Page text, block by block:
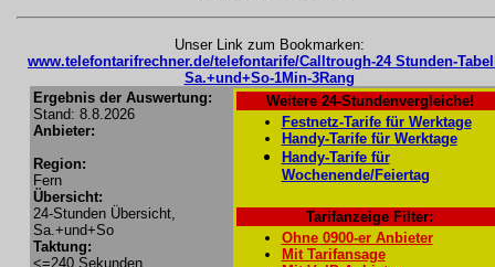
Unser Link zum Bookmarken:
www.telefontarifrechner.de/telefontarife/Calltrough-24 Stunden-
Sa.+und+So-1Min-3Rang
Ergebnis der Auswertung:
Stand: 8.8.2026
Anbieter:
Region:
Fern
Übersicht:
24-Stunden Übersicht,
Sa.+und+So
Taktung:
<=240 Sekunden
Weitere 24-Stundenvergleiche!
Festnetz-Tarife für Werktage
Handy-Tarife für Werktage
Handy-Tarife für
Wochenende/Feiertag
Tarifanzeige Filter:
Ohne 0900-er Anbieter
Mit Tarifansage